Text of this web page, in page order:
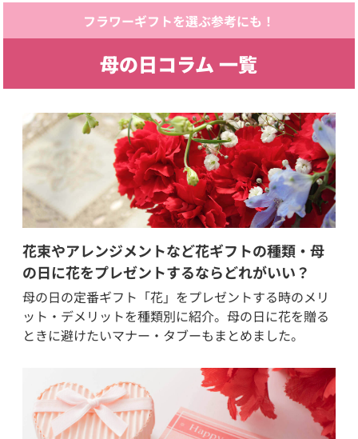
フラワーギフトを選ぶ参考にも！
母の日コラム 一覧
花束やアレンジメントなど花ギフトの種類・母
の日に花をプレゼントするならどれがいい？
母の日の定番ギフト「花」をプレゼントする時のメリ
ット・デメリットを種類別に紹介。母の日に花を贈る
ときに避けたいマナー・タブーもまとめました。